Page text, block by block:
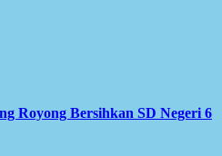
Royong Bersihkan SD Negeri 6